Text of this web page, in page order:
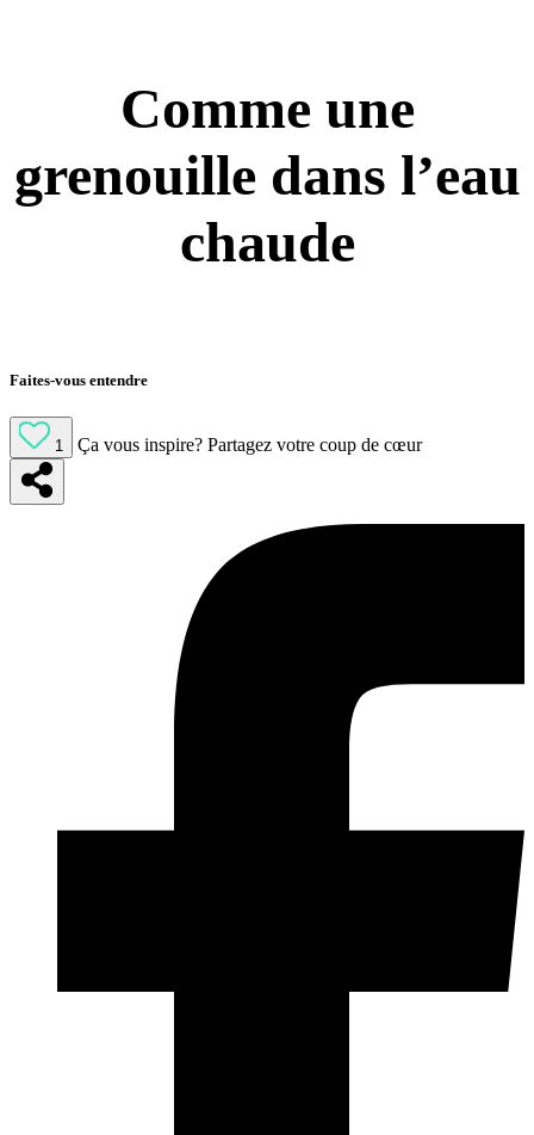
Comme une
grenouille dans l’eau
chaude
Faites-vous entendre
1 Ça vous inspire? Partagez votre coup de cœur